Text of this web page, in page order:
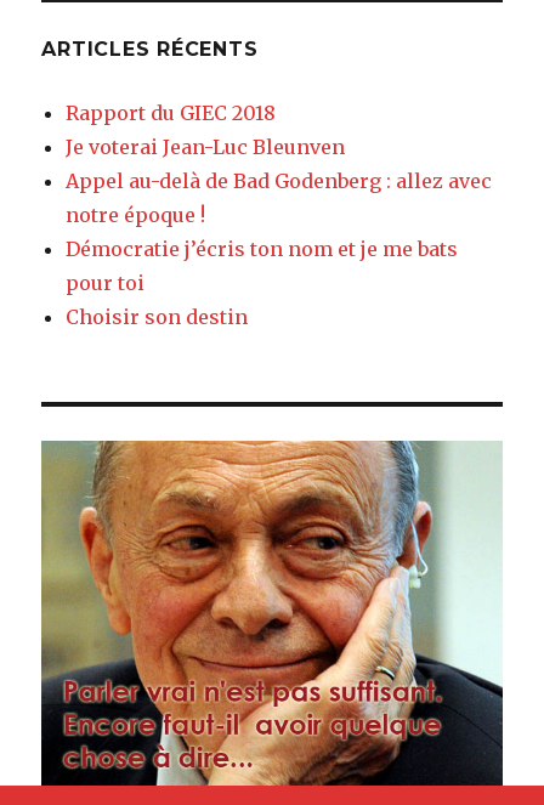
ARTICLES RÉCENTS
Rapport du GIEC 2018
Je voterai Jean-Luc Bleunven
Appel au-delà de Bad Godenberg : allez avec
notre époque !
Démocratie j’écris ton nom et je me bats
pour toi
Choisir son destin